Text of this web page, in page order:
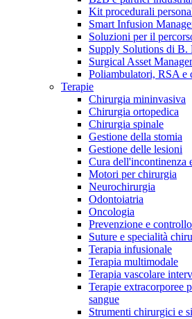
Catalogo prodotti
Trova il prodotto che stai cercando.
Braun con il nostro portfolio
Hai domande o richieste? Scrivici
contatto con un nostro referente.
Kit procedurali
Smart Infusion
Soluzioni per il
Supply Solutions di B.
Surgical Asset
Poliambulatori, RSA e
Terapie
Chirurgia mininvasiva
Chirurgia ortopedica
Chirurgia spinale
Gestione della stomia
Gestione delle lesioni
Cura dell'incontinenza
Motori per chirurgia
Neurochirurgia
Odontoiatria
Oncologia
Prevenzione e
Suture e specialità
Terapia infusionale
Terapia multimodale
Terapia vascolare
Terapie extracorporee
sangue
Strumenti chirurgici e